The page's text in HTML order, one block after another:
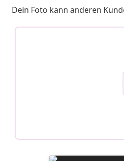
Dein Foto kann anderen